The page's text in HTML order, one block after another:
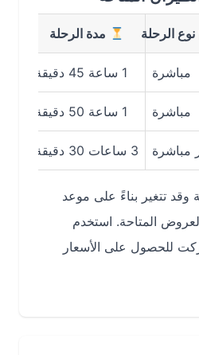
مدة الرحلة
1 ساعة 45 دقيقة 349.99
1 ساعة 50 دقيقة
3 ساعات 30 دقيقة
بناءً على موعد
المتاحة. استخدم
على الأسعار